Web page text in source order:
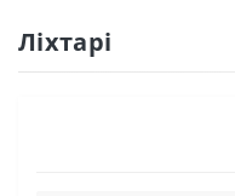
Ліхтарі